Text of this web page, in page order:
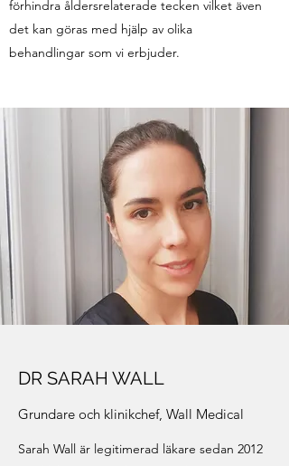
förhindra åldersrelaterade tecken vilket även
det kan göras med hjälp av olika
behandlingar som vi erbjuder.
DR SARAH WALL
Grundare och klinikchef, Wall Medical
Sarah Wall är legitimerad läkare sedan 2012